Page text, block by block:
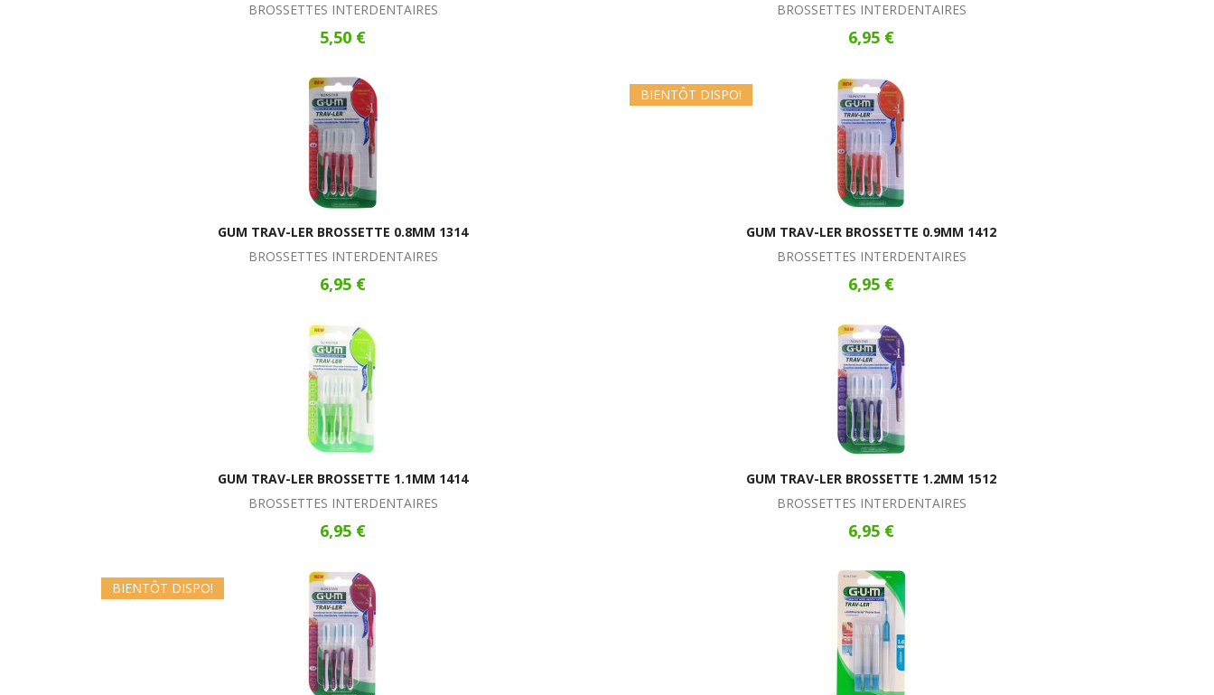
BROSSETTES INTERDENTAIRES
5,50 €
BROSSETTES INTERDENTAIRES
6,95 €
GUM TRAV-LER BROSSETTE 0.8MM 1314
BROSSETTES INTERDENTAIRES
6,95 €
BIENTÔT DISPO!
GUM TRAV-LER BROSSETTE 0.9MM 1412
BROSSETTES INTERDENTAIRES
6,95 €
GUM TRAV-LER BROSSETTE 1.1MM 1414
BROSSETTES INTERDENTAIRES
6,95 €
GUM TRAV-LER BROSSETTE 1.2MM 1512
BROSSETTES INTERDENTAIRES
6,95 €
BIENTÔT DISPO!